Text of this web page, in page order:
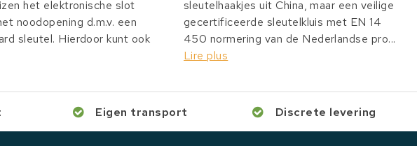
het elektronische slot
noodopening d.m.v. een
sleutel. Hierdoor kunt ook
sleutelhaakjes uit China, maar een veilige
gecertificeerde sleutelkluis met EN 14
450 normering van de Nederlandse pro...
Lire plus
Eigen transport Discrete levering